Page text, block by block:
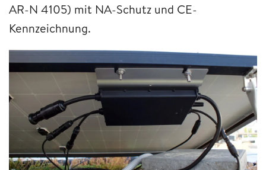
AR-N 4105) mit NA-Schutz und CE-
Kennzeichnung.